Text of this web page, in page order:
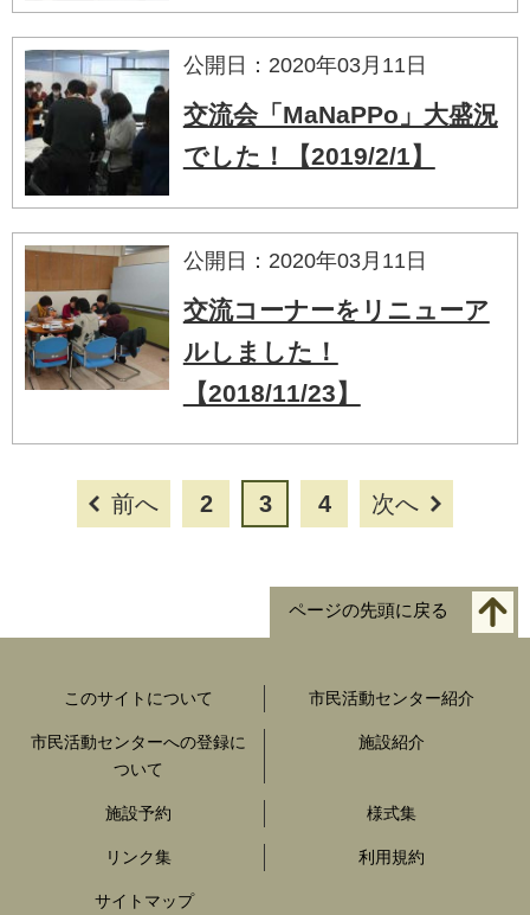
公開日：2020年03月11日
交流会「MaNaPPo」大盛況
でした！【2019/2/1】
公開日：2020年03月11日
交流コーナーをリニューア
ルしました！
【2018/11/23】
前へ 2 3 4 次へ
ページの先頭に戻る
このサイトについて 市民活動センター紹介
市民活動センターへの登録に
ついて
施設紹介
施設予約 様式集
リンク集 利用規約
サイトマップ